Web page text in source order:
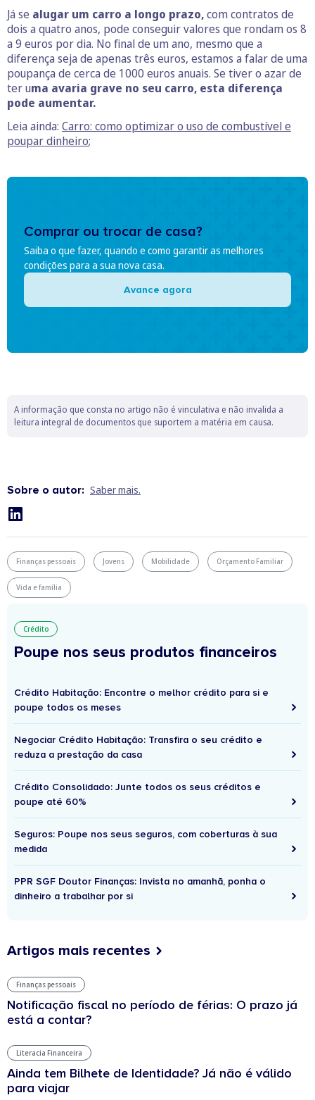
Já se alugar um carro a longo prazo,com contratos de
dois a quatro anos, pode conseguir valores que rondam os 8
a 9 euros por dia. No final de um ano, mesmo que a
diferença seja de apenas três euros, estamos a falar de uma
poupança de cerca de 1000 euros anuais. Se tiver o azar de
ter uma avaria grave no seu carro, esta diferença
pode aumentar.
Leia ainda: Carro: como optimizar o uso de combustível e
poupar dinheiro;
Comprar ou trocar de casa?
Saiba o que fazer, quando e como garantir as melhores
condições para a sua nova casa.
Avance agora
A informação que consta no artigo não é vinculativa e não invalida a
leitura integral de documentos que suportem a matéria em causa.
Sobre o autor: Saber mais.
Finanças pessoais Jovens Mobilidade Orçamento Familiar
Vida e família
Crédito
Poupe nos seus produtos financeiros
Crédito Habitação: Encontre o melhor crédito para si e
poupe todos os meses
Negociar Crédito Habitação: Transfira o seu crédito e
reduza a prestação da casa
Crédito Consolidado: Junte todos os seus créditos e
poupe até 60%
Seguros: Poupe nos seus seguros, com coberturas à sua
medida
PPR SGF Doutor Finanças: Invista no amanhã, ponha o
dinheiro a trabalhar por si
Artigos mais recentes
Finanças pessoais
Notificação fiscal no período de férias: O prazo já
está a contar?
Literacia Financeira
Ainda tem Bilhete de Identidade? Já não é válido
para viajar